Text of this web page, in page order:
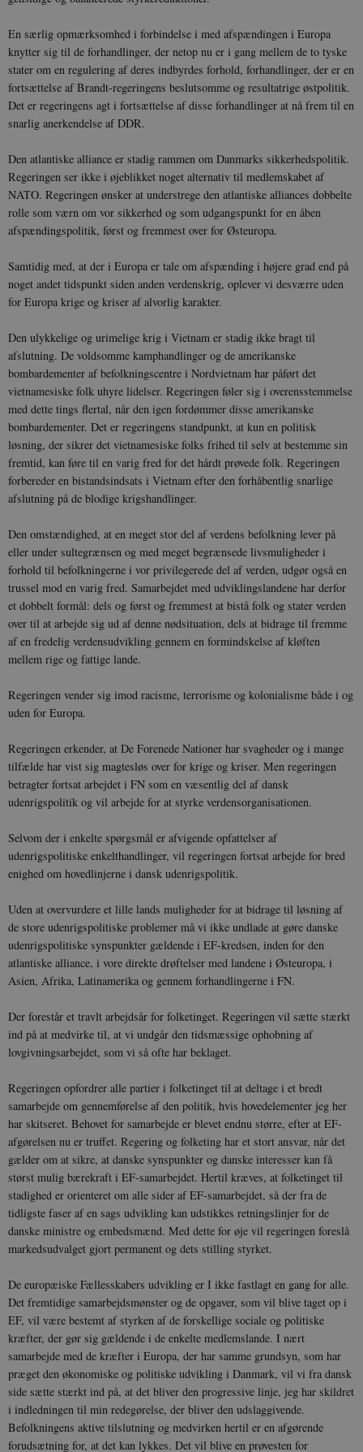
En særlig opmærksomhed i forbindelse i med afspændingen i Europa
knytter sig til de forhandlinger, der netop nu er i gang mellem de to tyske
stater om en regulering af deres indbyrdes forhold, forhandlinger, der er en
fortsættelse af Brandt-regeringens beslutsomme og resultatrige østpolitik.
Det er regeringens agt i fortsættelse af disse forhandlinger at nå frem til en
snarlig anerkendelse af DDR.
Den atlantiske alliance er stadig rammen om Danmarks sikkerhedspolitik.
Regeringen ser ikke i øjeblikket noget alternativ til medlemskabet af
NATO. Regeringen ønsker at understrege den atlantiske alliances dobbelte
rolle som værn om vor sikkerhed og som udgangspunkt for en åben
afspændingspolitik, først og fremmest over for Østeuropa.
Samtidig med, at der i Europa er tale om afspænding i højere grad end på
noget andet tidspunkt siden anden verdenskrig, oplever vi desværre uden
for Europa krige og kriser af alvorlig karakter.
Den ulykkelige og urimelige krig i Vietnam er stadig ikke bragt til
afslutning. De voldsomme kamphandlinger og de amerikanske
bombardementer af befolkningscentre i Nordvietnam har påført det
vietnamesiske folk uhyre lidelser. Regeringen føler sig i overensstemmelse
med dette tings flertal, når den igen fordømmer disse amerikanske
bombardementer. Det er regeringens standpunkt, at kun en politisk
løsning, der sikrer det vietnamesiske folks frihed til selv at bestemme sin
fremtid, kan føre til en varig fred for det hårdt prøvede folk. Regeringen
forbereder en bistandsindsats i Vietnam efter den forhåbentlig snarlige
afslutning på de blodige krigshandlinger.
Den omstændighed, at en meget stor del af verdens befolkning lever på
eller under sultegrænsen og med meget begrænsede livsmuligheder i
forhold til befolkningerne i vor privilegerede del af verden, udgør også en
trussel mod en varig fred. Samarbejdet med udviklingslandene har derfor
et dobbelt formål: dels og først og fremmest at bistå folk og stater verden
over til at arbejde sig ud af denne nødsituation, dels at bidrage til fremme
af en fredelig verdensudvikling gennem en formindskelse af kløften
mellem rige og fattige lande.
Regeringen vender sig imod racisme, terrorisme og kolonialisme både i og
uden for Europa.
Regeringen erkender, at De Forenede Nationer har svagheder og i mange
tilfælde har vist sig magtesløs over for krige og kriser. Men regeringen
betragter fortsat arbejdet i FN som en væsentlig del af dansk
udenrigspolitik og vil arbejde for at styrke verdensorganisationen.
Selvom der i enkelte spørgsmål er afvigende opfattelser af
udenrigspolitiske enkelthandlinger, vil regeringen fortsat arbejde for bred
enighed om hovedlinjerne i dansk udenrigspolitik.
Uden at overvurdere et lille lands muligheder for at bidrage til løsning af
de store udenrigspolitiske problemer må vi ikke undlade at gøre danske
udenrigspolitiske synspunkter gældende i EF-kredsen, inden for den
atlantiske alliance, i vore direkte drøftelser med landene i Østeuropa, i
Asien, Afrika, Latinamerika og gennem forhandlingerne i FN.
Der forestår et travlt arbejdsår for folketinget. Regeringen vil sætte stærkt
ind på at medvirke til, at vi undgår den tidsmæssige ophobning af
lovgivningsarbejdet, som vi så ofte har beklaget.
Regeringen opfordrer alle partier i folketinget til at deltage i et bredt
samarbejde om gennemførelse af den politik, hvis hovedelementer jeg her
har skitseret. Behovet for samarbejde er blevet endnu større, efter at EF-
afgørelsen nu er truffet. Regering og folketing har et stort ansvar, når det
gælder om at sikre, at danske synspunkter og danske interesser kan få
størst mulig bærekraft i EF-samarbejdet. Hertil kræves, at folketinget til
stadighed er orienteret om alle sider af EF-samarbejdet, så der fra de
tidligste faser af en sags udvikling kan udstikkes retningslinjer for de
danske ministre og embedsmænd. Med dette for øje vil regeringen foreslå
markedsudvalget gjort permanent og dets stilling styrket.
De europæiske Fællesskabers udvikling er I ikke fastlagt en gang for alle.
Det fremtidige samarbejdsmønster og de opgaver, som vil blive taget op i
EF, vil være bestemt af styrken af de forskellige sociale og politiske
kræfter, der gør sig gældende i de enkelte medlemslande. I nært
samarbejde med de kræfter i Europa, der har samme grundsyn, som har
præget den økonomiske og politiske udvikling i Danmark, vil vi fra dansk
side sætte stærkt ind på, at det bliver den progressive linje, jeg har skildret
i indledningen til min redegørelse, der bliver den udslaggivende.
Befolkningens aktive tilslutning og medvirken hertil er en afgørende
forudsætning for, at det kan lykkes. Det vil blive en prøvesten for